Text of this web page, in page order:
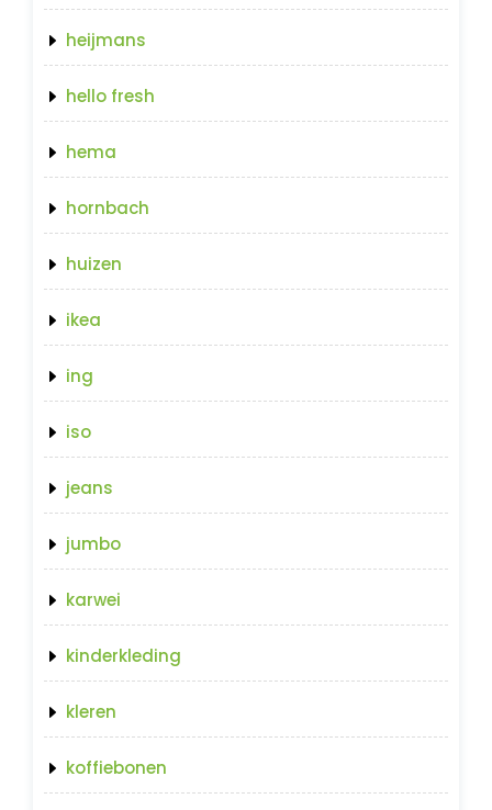
heijmans
hello fresh
hema
hornbach
huizen
ikea
ing
iso
jeans
jumbo
karwei
kinderkleding
kleren
koffiebonen